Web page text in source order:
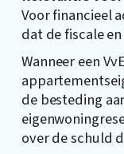
Voor financieel
dat de fiscale
Wanneer een
de besteding
over de schuld